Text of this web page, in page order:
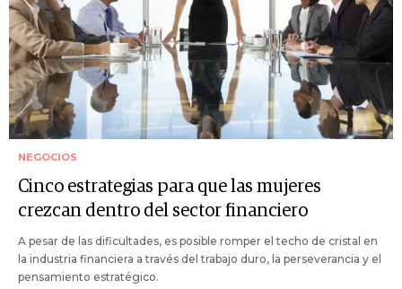
NEGOCIOS
Cinco estrategias para que las mujeres
crezcan dentro del sector financiero
A pesar de las dificultades, es posible romper el techo de cristal en
la industria financiera a través del trabajo duro, la perseverancia y el
pensamiento estratégico.